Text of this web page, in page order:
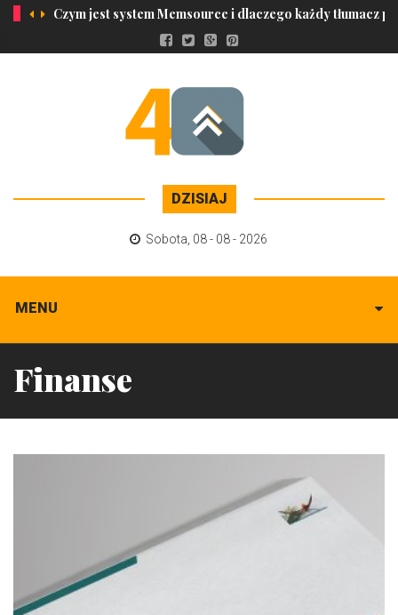
Czym jest system Memsource i dlaczego każdy tłumacz
DZISIAJ
Sobota 08 - 08 - 2026
MENU
Finanse